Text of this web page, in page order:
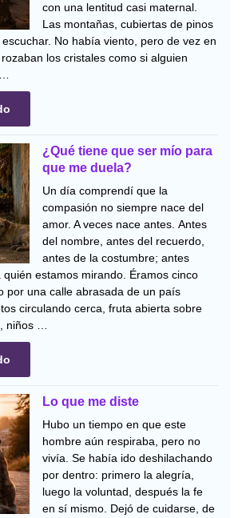
con una lentitud casi maternal.
Las montañas, cubiertas de pinos
No había viento, pero de vez en
los cristales como si alguien
…
¿Qué tiene que ser mío para
que me duela?
Un día comprendí que la
compasión no siempre nace del
amor. A veces nace antes. Antes
del nombre, antes del recuerdo,
antes de la costumbre; antes
quién estamos mirando. Éramos cinco
por una calle abrasada de un país
circulando cerca, fruta abierta sobre
niños …
Lo que me diste
Hubo un tiempo en que este
hombre aún respiraba, pero no
vivía. Se había ido deshilachando
por dentro: primero la alegría,
luego la voluntad, después la fe
en sí mismo. Dejó de cuidarse, de